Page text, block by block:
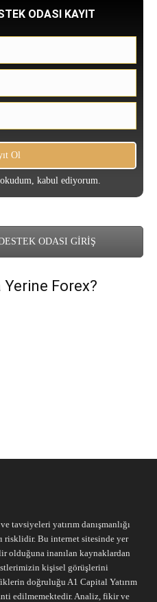
ODASI KAYIT
kabul ediyorum.
ODASI GİRİŞ
Forex?
tavsiyeleri yatırım danışmanlığı
risklidir. Bu internet sitesinde yer
olduğuna inanılan kaynaklardan
kişisel görüşlerini
doğruluğu A1 Capital Yatırım
edilmemektedir. Analiz, fikir ve